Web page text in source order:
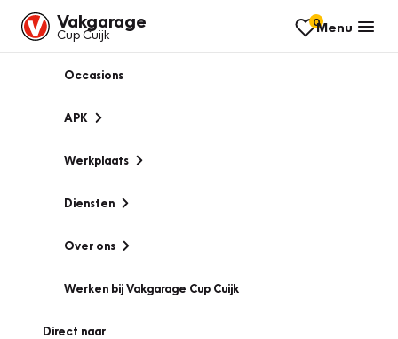
Vakgarage
Cup Cuijk
0Menu
Occasions
APK
Werkplaats
Diensten
Over ons
Werken bij Vakgarage Cup Cuijk
Direct naar